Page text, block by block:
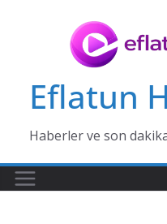
Eflatun
Haberler ve son